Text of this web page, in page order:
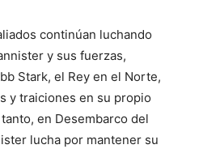
continúan luchando
y sus fuerzas,
Stark, el Rey en el Norte,
y traiciones en su propio
en Desembarco del
lucha por mantener su